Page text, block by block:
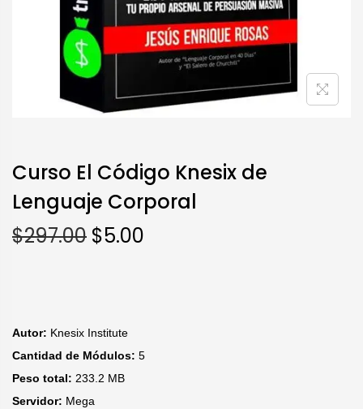
Curso El Código Knesix de
Lenguaje Corporal
$297.00 $5.00
Autor: Knesix Institute
Cantidad de Módulos: 5
Peso total: 233.2 MB
Servidor: Mega